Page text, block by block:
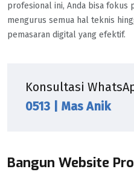
profesional ini, Anda bisa fokus
mengurus semua hal teknis
pemasaran digital yang efektif.
Konsultasi
0513 | Mas Anik
Bangun Website